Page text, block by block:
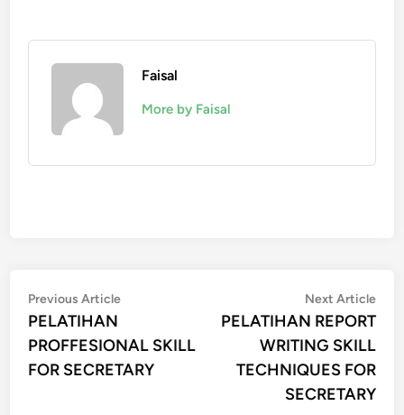
Faisal
More by Faisal
Post
navigation
Previous ArticlePrevious
PELATIHAN
PROFFESIONAL SKILL
FOR SECRETARY
Next Article
PELATIHAN REPORT
WRITING SKILL
TECHNIQUES FOR
SECRETARY